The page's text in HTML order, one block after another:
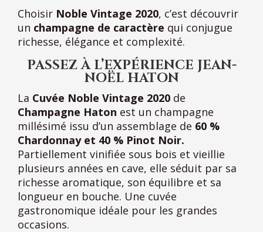
Choisir Noble Vintage 2020, c’est découvrir
un champagne de caractère qui conjugue
richesse, élégance et complexité.
PASSEZ À L’EXPÉRIENCE JEAN-
NOËL HATON
La Cuvée Noble Vintage 2020 de
Champagne Haton est un champagne
millésimé issu d’un assemblage de 60 %
Chardonnay et 40 % Pinot Noir.
Partiellement vinifiée sous bois et vieillie
plusieurs années en cave, elle séduit par sa
richesse aromatique, son équilibre et sa
longueur en bouche. Une cuvée
gastronomique idéale pour les grandes
occasions.